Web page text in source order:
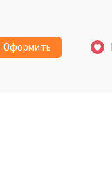
Оформить